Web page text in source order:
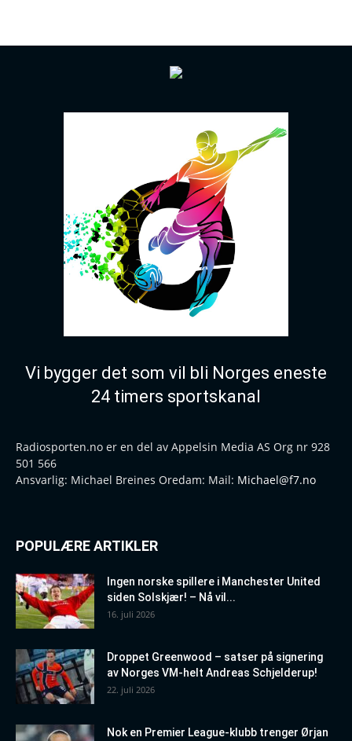
Vi bygger det som vil bli Norges eneste
24 timers sportskanal
Radiosporten.no er en del av Appelsin Media AS Org nr 928
501 566
Ansvarlig: Michael Breines Oredam: Mail: Michael@f7.no
POPULÆRE ARTIKLER
Ingen norske spillere i Manchester United
siden Solskjær! – Nå vil...
16. juli 2026
Droppet Greenwood – satser på signering
av Norges VM-helt Andreas Schjelderup!
22. juli 2026
Nok en Premier League-klubb trenger Ørjan